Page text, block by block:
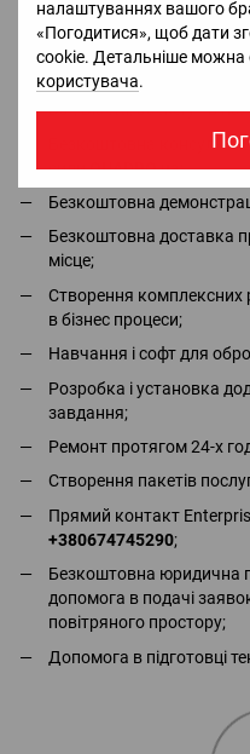
налаштуваннях вашого
«Погодитися», щоб дати
cookie. Детальніше можна
користувача.
Доставка Оплата
Офіціальний імпортер та
DJI, Bluetti, Jackery - в
Безкоштовна
силиQUADRO.ua;
Безкоштовна
Безкоштовна доставка
місце;
Створення комплексних
в бізнес процеси;
Навчання і софт для
Розробка і установка
завдання;
Ремонт протягом 24-х
Створення пакетів
Прямий контакт
+380674745290;
Безкоштовна юридична
допомога в подачі
повітряного простору;
Допомога в підготовці